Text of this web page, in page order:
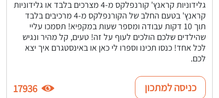
גלידוניות קראנץ' קורנפלקס מ-4 מצרכים בלבד או גלידוניות
קראנץ' בטעם החלב של הקורנפלקס מ-4 מרכיבים בלבד
תוך 10 דקות עבודה ומספר שעות במקפיא! תסמכו עליי
שהילדים שלכם הולכים לעוף על זה! טעים, קל מהיר ונגיש
לכל אחד! כנסו תכינו וספרו לי כאן או באינסטגרם איך יצא
לכם.
כניסה למתכון 17936